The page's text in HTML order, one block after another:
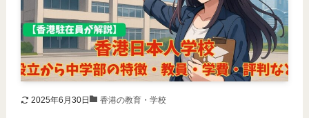
2025年6月30日 香港の教育・学校